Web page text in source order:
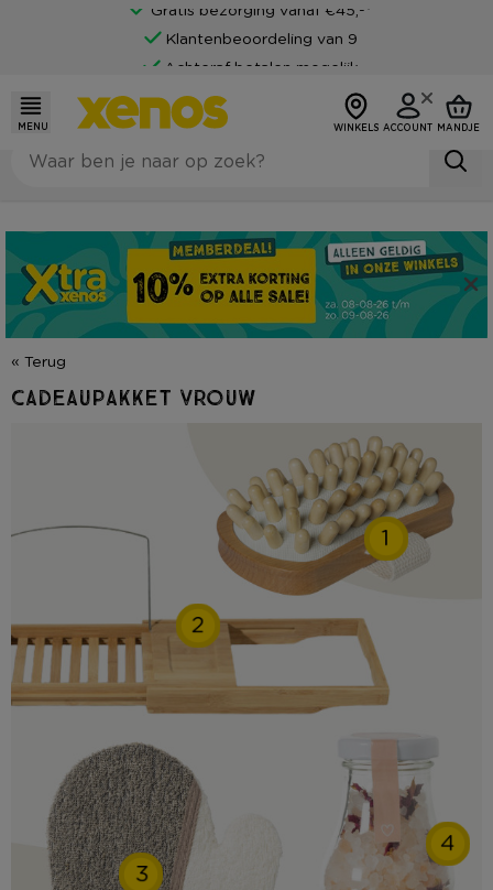
Gratis bezorging vanaf €45,-*
Klantenbeoordeling van 9
Achteraf betalen mogelijk
MENU WINKELS ACCOUNT MANDJE
« Terug
Cadeaupakket vrouw
1
2
3
4